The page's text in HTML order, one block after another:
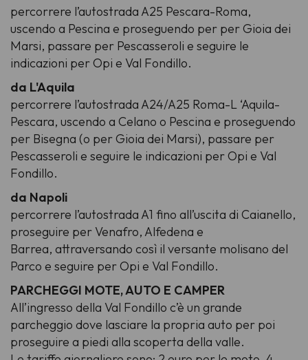
percorrere l’autostrada A25 Pescara-Roma,
uscendo a Pescina e proseguendo per per Gioia dei
Marsi, passare per Pescasseroli e seguire le
indicazioni per Opi e Val Fondillo.
da L'Aquila
percorrere l’autostrada A24/A25 Roma-L ‘Aquila-
Pescara, uscendo a Celano o Pescina e proseguendo
per Bisegna (o per Gioia dei Marsi), passare per
Pescasseroli e seguire le indicazioni per Opi e Val
Fondillo.
da Napoli
percorrere l’autostrada A1 fino all’uscita di Caianello,
proseguire per Venafro, Alfedena e
Barrea, attraversando così il versante molisano del
Parco e seguire per Opi e Val Fondillo.
PARCHEGGI MOTE, AUTO E CAMPER
All’ingresso della Val Fondillo c’è un grande
parcheggio dove lasciare la propria auto per poi
proseguire a piedi alla scoperta della valle.